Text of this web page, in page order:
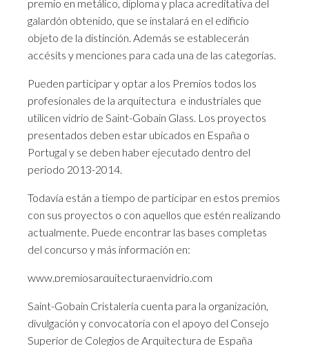
premio en metálico, diploma y placa acreditativa del
galardón obtenido, que se instalará en el edificio
objeto de la distinción. Además se establecerán
accésits y menciones para cada una de las categorías.
Pueden participar y optar a los Premios todos los
profesionales de la arquitectura e industriales que
utilicen vidrio de Saint-Gobain Glass. Los proyectos
presentados deben estar ubicados en España o
Portugal y se deben haber ejecutado dentro del
periodo 2013-2014.
Todavía están a tiempo de participar en estos premios
con sus proyectos o con aquellos que estén realizando
actualmente. Puede encontrar las bases completas
del concurso y más información en:
www.premiosarquitecturaenvidrio.com
Saint-Gobain Cristalería cuenta para la organización,
divulgación y convocatoria con el apoyo del Consejo
Superior de Colegios de Arquitectura de España